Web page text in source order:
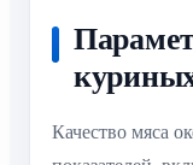
Качество мяса